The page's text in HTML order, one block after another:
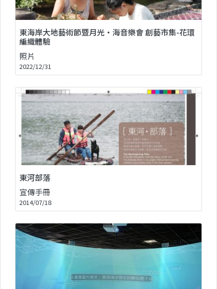
東海岸大地藝術節暨月光・海音樂會 創藝市集-花環
編織體驗
照片
2022/12/31
東河部落
宣傳手冊
2014/07/18